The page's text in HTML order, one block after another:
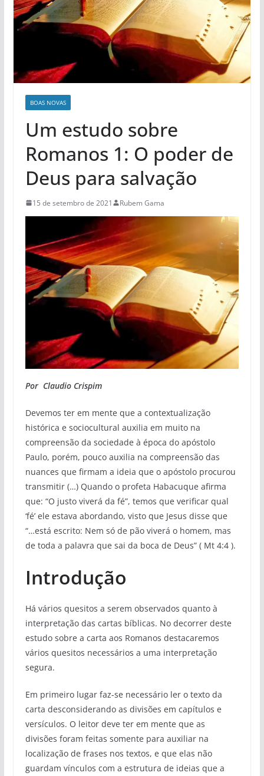
BOAS NOVAS
Um estudo sobre
Romanos 1: O poder de
Deus para salvação
15 de setembro de 2021 Rubem Gama
Por Claudio Crispim
Devemos ter em mente que a contextualização
histórica e sociocultural auxilia em muito na
compreensão da sociedade à época do apóstolo
Paulo, porém, pouco auxilia na compreensão das
nuances que firmam a ideia que o apóstolo procurou
transmitir (…) Quando o profeta Habacuque afirma
que: “O justo viverá da fé”, temos que verificar qual
‘fé’ ele estava abordando, visto que Jesus disse que
“…está escrito: Nem só de pão viverá o homem, mas
de toda a palavra que sai da boca de Deus” ( Mt 4:4 ).
Introdução
Há vários quesitos a serem observados quanto à
interpretação das cartas bíblicas. No decorrer deste
estudo sobre a carta aos Romanos destacaremos
vários quesitos necessários a uma interpretação
segura.
Em primeiro lugar faz-se necessário ler o texto da
carta desconsiderando as divisões em capítulos e
versículos. O leitor deve ter em mente que as
divisões foram feitas somente para auxiliar na
localização de frases nos textos, e que elas não
guardam vínculos com a estrutura de ideias que a